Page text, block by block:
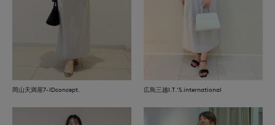
岡山天満屋7-IDconcept. 広島三越I.T.'S.international